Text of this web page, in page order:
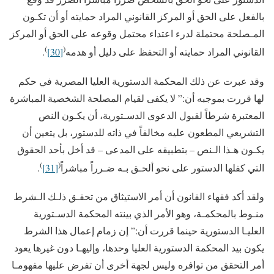
بالفعل على الحق أو المركز القانوني المراد حمايته أو أن تكـون
المـصلحة محتملة لدرء اعتداء محتمل وقوعه على الحق أو المركز
القانوني المراد حمايته أو التحفظ على دليل أو هدمه(
[30]
)
.
وقد عبرت عن ذلك المحكمة الدستورية العليا المصرية في حكم
لها قررت بموجبه أن:” لا يكفى لقيام المصلحة الشخصية المباشرة
المعتبرة شرطاً لقبول الدعوى الدسـتورية، أن يكـون النص
التشريعي المطعون عليه مخالفاً في ذاته للدستور، بل يتعين أن
يكـون هـذا الـنص – بتطبيقه على المدعى – قد أخل بأحد الحقوق
التي كفلها الدستور على نحو ألحـق بـه ضـرراً مباشراً(
[31]
)
.
ولقد أكد فقهاء القانون أن أمر الاستيثاق من تحقـق ذلـك الـشرط
منـوط بالمحكمـة، وهو الأمر الذي بينته المحكمة الدسـتورية
العليـا الدستورية حينما قررت أن:” إن زمام إعمال هذا الشرط
يكون بيد المحكمة الدستورية العليا وحدها، وإليهـا دون غيرها يعود
أمر التحقق من توافره وليس لجهة أخرى أن تفرض عليها مفهومـا